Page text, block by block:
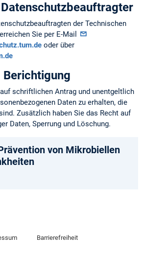
der Technischen
Sie per E-Mail
oder über
schriftlichen Antrag und unentgeltlich
Daten zu erhalten, die
Zusätzlich haben Sie das Recht auf
Daten, Sperrung und Löschung.
von Mikrobiellen
Barrierefreiheit